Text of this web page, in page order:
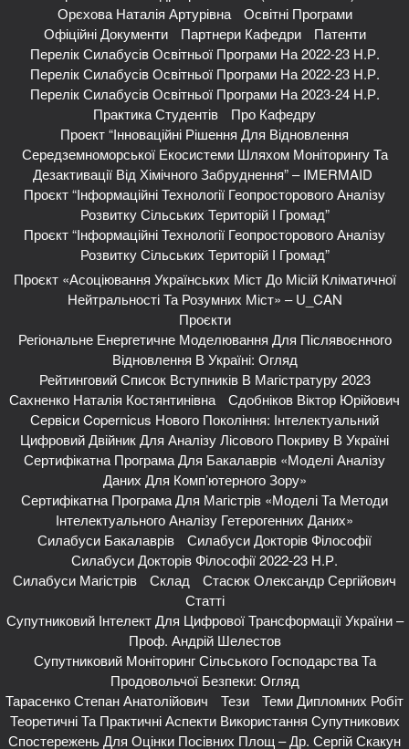
Орєхова Наталія Артурівна
Освітні Програми
Офіційні Документи
Партнери Кафедри
Патенти
Перелік Силабусів Освітньої Програми На 2022-23 Н.р.
Перелік Силабусів Освітньої Програми На 2022-23 Н.р.
Перелік Силабусів Освітньої Програми На 2023-24 Н.р.
Практика Студентів
Про Кафедру
Проект “Інноваційні Рішення Для Відновлення
Середземноморської Екосистеми Шляхом Моніторингу Та
Дезактивації Від Хімічного Забруднення” – IMERMAID
Проєкт “Інформаційні Технології Геопросторового Аналізу
Розвитку Сільських Територій І Громад”
Проєкт “Інформаційні Технології Геопросторового Аналізу
Розвитку Сільських Територій І Громад”
Проєкт «Асоціювання Українських Міст До Місій Кліматичної
Нейтральності Та Розумних Міст» – U_CAN
Проєкти
Регіональне Енергетичне Моделювання Для Післявоєнного
Відновлення В Україні: Огляд
Рейтинговий Список Вступників В Магістратуру 2023
Сахненко Наталія Костянтинівна
Сдобніков Віктор Юрійович
Сервіси Copernicus Нового Покоління: Інтелектуальний
Цифровий Двійник Для Аналізу Лісового Покриву В Україні
Сертифікатна Програма Для Бакалаврів «Моделі Аналізу
Даних Для Комп’ютерного Зору»
Сертифікатна Програма Для Магістрів «Моделі Та Методи
Інтелектуального Аналізу Гетерогенних Даних»
Силабуси Бакалаврів
Силабуси Докторів Філософії
Силабуси Докторів Філософії 2022-23 Н.р.
Силабуси Магістрів
Склад
Стасюк Олександр Сергійович
Статті
Супутниковий Інтелект Для Цифрової Трансформації України –
Проф. Андрій Шелестов
Супутниковий Моніторинг Сільського Господарства Та
Продовольчої Безпеки: Огляд
Тарасенко Степан Анатолійович
Тези
Теми Дипломних Робіт
Теоретичні Та Практичні Аспекти Використання Супутникових
Спостережень Для Оцінки Посівних Площ – Др. Сергій Скакун